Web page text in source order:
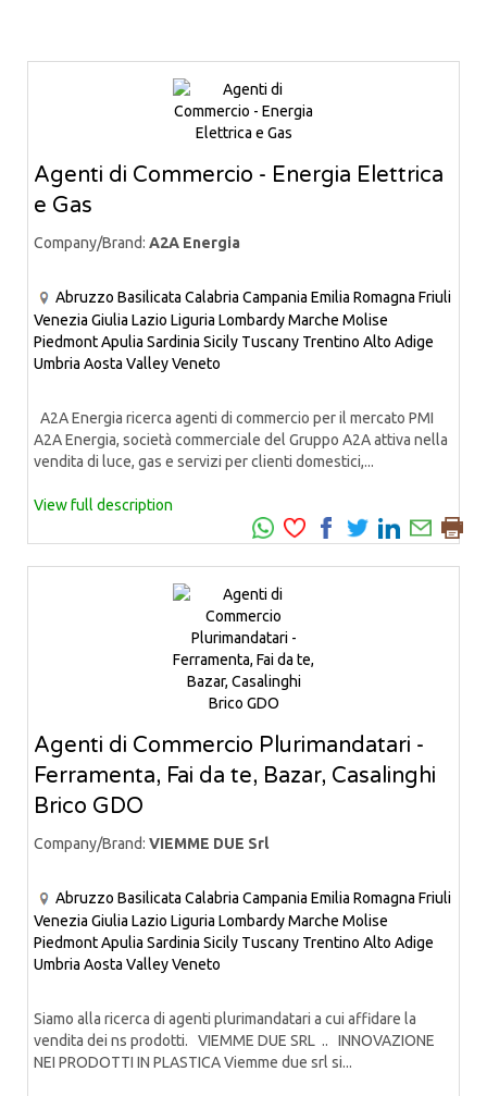
Agenti di Commercio - Energia Elettrica
e Gas
Company/Brand: A2A Energia
Abruzzo Basilicata Calabria Campania Emilia Romagna Friuli
Venezia Giulia Lazio Liguria LombardyMarche Molise
PiedmontApulia Sardinia Sicily Tuscany Trentino Alto Adige
Umbria Aosta ValleyVeneto
A2A Energia ricerca agenti di commercio per il mercato PMI
A2A Energia, società commerciale del Gruppo A2A attiva nella
vendita di luce, gas e servizi per clienti domestici,...
View full description
Agenti di Commercio Plurimandatari -
Ferramenta, Fai da te, Bazar, Casalinghi
Brico GDO
Company/Brand: VIEMME DUE Srl
Abruzzo Basilicata Calabria Campania Emilia Romagna Friuli
Venezia Giulia Lazio Liguria LombardyMarche Molise
PiedmontApulia Sardinia Sicily Tuscany Trentino Alto Adige
Umbria Aosta ValleyVeneto
Siamo alla ricerca di agenti plurimandatari a cui affidare la
vendita dei ns prodotti. VIEMME DUE SRL .. INNOVAZIONE
NEI PRODOTTI IN PLASTICA Viemme due srl si...